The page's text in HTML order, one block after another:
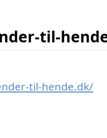
til-
til-hende.dk/